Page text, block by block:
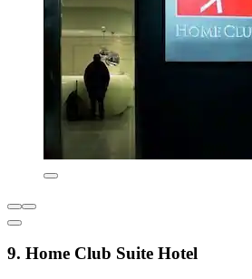
9. Home Club Suite Hotel